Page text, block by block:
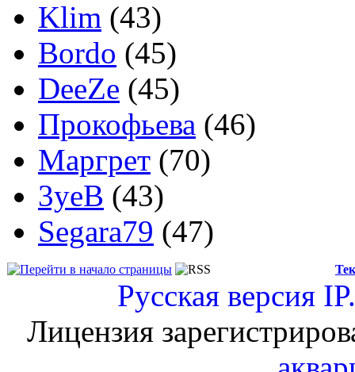
Klim (43)
Bordo (45)
DeeZe (45)
Прокофьева (46)
Маргрет (70)
3yeB (43)
Segara79 (47)
Русская версия
Лицензия